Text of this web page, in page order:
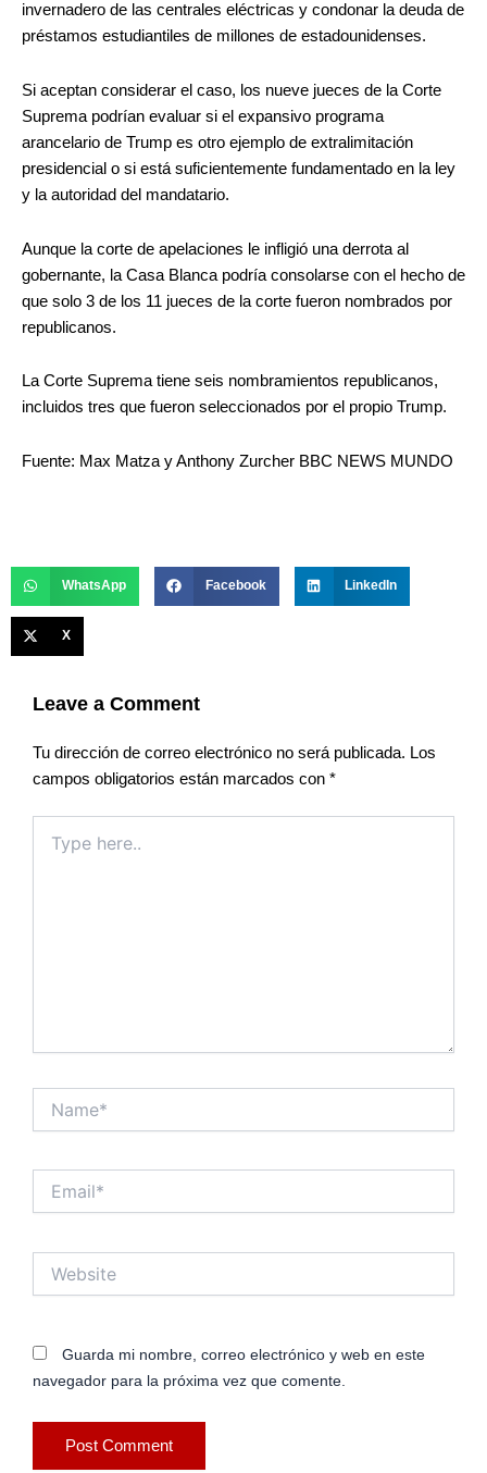
invernadero de las centrales eléctricas y condonar la deuda de
préstamos estudiantiles de millones de estadounidenses.
Si aceptan considerar el caso, los nueve jueces de la Corte
Suprema podrían evaluar si el expansivo programa
arancelario de Trump es otro ejemplo de extralimitación
presidencial o si está suficientemente fundamentado en la ley
y la autoridad del mandatario.
Aunque la corte de apelaciones le infligió una derrota al
gobernante, la Casa Blanca podría consolarse con el hecho de
que solo 3 de los 11 jueces de la corte fueron nombrados por
republicanos.
La Corte Suprema tiene seis nombramientos republicanos,
incluidos tres que fueron seleccionados por el propio Trump.
Fuente: Max Matza y Anthony Zurcher BBC NEWS MUNDO
WhatsApp Facebook LinkedIn
X
Leave a Comment
Tu dirección de correo electrónico no será publicada. Los
campos obligatorios están marcados con *
here..
Guarda mi nombre, correo electrónico y web en este
navegador para la próxima vez que comente.